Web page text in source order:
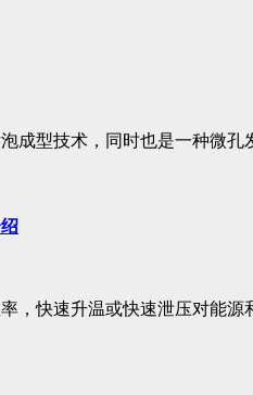
成型技术，同时也是一种微
，快速升温或快速泄压对能